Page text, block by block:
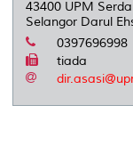
43400 UPM
Selangor Darul
0397696998
tiada